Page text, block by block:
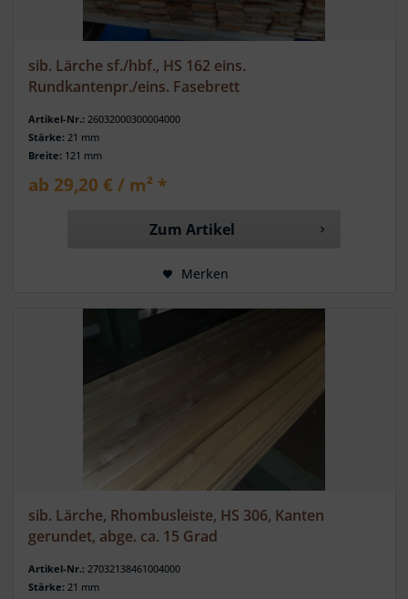
sib. Lärche sf./hbf., HS 162 eins.
Rundkantenpr./eins. Fasebrett
Artikel-Nr.: 26032000300004000
Stärke: 21 mm
Breite: 121 mm
ab 29,20 € / m² *
Zum Artikel
Merken
sib. Lärche, Rhombusleiste, HS 306, Kanten
gerundet, abge. ca. 15 Grad
Artikel-Nr.: 27032138461004000
Stärke: 21 mm